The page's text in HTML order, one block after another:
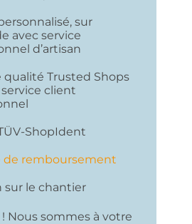
sur
avec service
d’artisan
qualité Trusted Shops
client
ShopIdent
de remboursement
sur le chantier
Nous sommes à votre